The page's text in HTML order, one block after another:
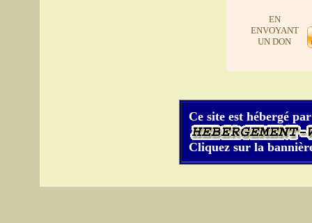
EN
ENVOYANT
UN DON
Ce site est hébergé
Cliquez sur la